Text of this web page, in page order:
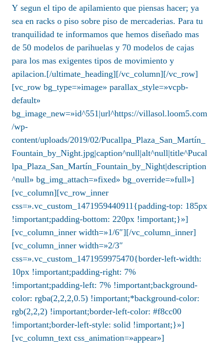
Y segun el tipo de apilamiento que piensas hacer; ya
sea en racks o piso sobre piso de mercaderias. Para tu
tranquilidad te informamos que hemos diseñado mas
de 50 modelos de parihuelas y 70 modelos de cajas
para los mas exigentes tipos de movimiento y
apilacion.[/ultimate_heading][/vc_column][/vc_row]
[vc_row bg_type=»image» parallax_style=»vcpb-
default»
bg_image_new=»id^551|url^https://villasol.loom5.com
/wp-
content/uploads/2019/02/Pucallpa_Plaza_San_Martín_
Fountain_by_Night.jpg|caption^null|alt^null|title^Pucal
lpa_Plaza_San_Martín_Fountain_by_Night|description
^null» bg_img_attach=»fixed» bg_override=»full»]
[vc_column][vc_row_inner
css=».vc_custom_1471959440911{padding-top: 185px
!important;padding-bottom: 220px !important;}»]
[vc_column_inner width=»1/6″][/vc_column_inner]
[vc_column_inner width=»2/3″
css=».vc_custom_1471959975470{border-left-width:
10px !important;padding-right: 7%
!important;padding-left: 7% !important;background-
color: rgba(2,2,2,0.5) !important;*background-color:
rgb(2,2,2) !important;border-left-color: #f8cc00
!important;border-left-style: solid !important;}»]
[vc_column_text css_animation=»appear»]